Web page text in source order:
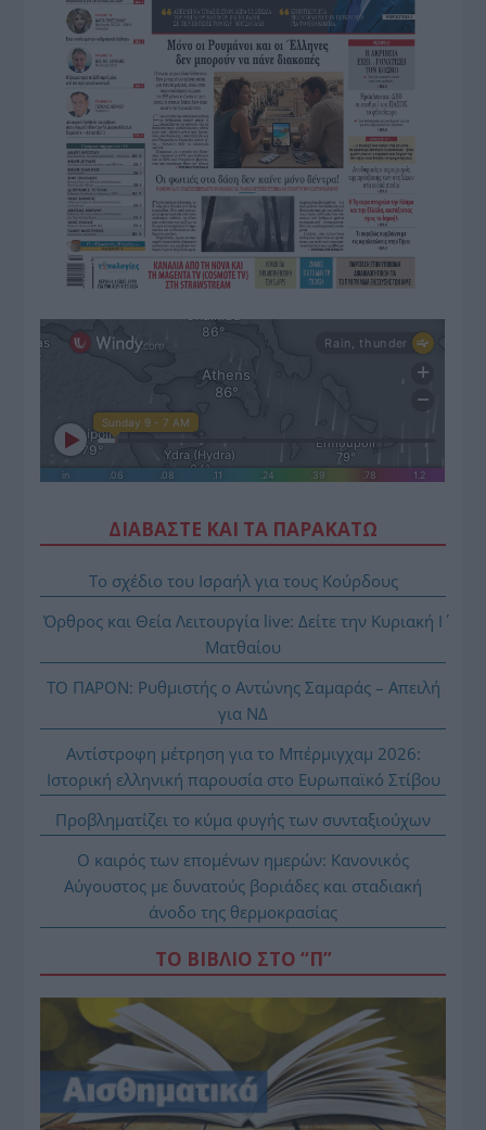
ΔΙΑΒΑΣΤΕ ΚΑΙ ΤΑ ΠΑΡΑΚΑΤΩ
Το σχέδιο του Ισραήλ για τους Κούρδους
Όρθρος και Θεία Λειτουργία live: Δείτε την Κυριακή Ι΄
Ματθαίου
ΤΟ ΠΑΡΟΝ: Ρυθμιστής ο Αντώνης Σαμαράς – Απειλή
για ΝΔ
Αντίστροφη μέτρηση για το Μπέρμιγχαμ 2026:
Ιστορική ελληνική παρουσία στο Ευρωπαϊκό Στίβου
Προβληματίζει το κύμα φυγής των συνταξιούχων
Ο καιρός των επομένων ημερών: Κανονικός
Αύγουστος με δυνατούς βοριάδες και σταδιακή
άνοδο της θερμοκρασίας
ΤΟ ΒΙΒΛΙΟ ΣΤΟ “Π”